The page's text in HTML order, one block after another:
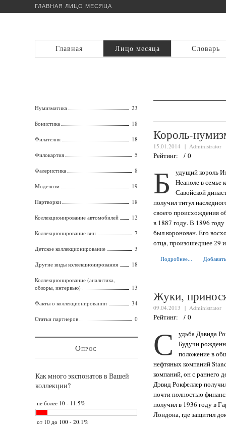
ГЛАВНАЯ ЛИЦО МЕСЯЦА
Главная Лицо месяца Словарь
Король-
15.01.2014 | Administrator
Рейтинг: / 0
Б
удущий король
Неаполе в семье
Савойской
получил титул
своего происхождения
в 1887 году. В 1896
был коронован. Его
отца, произошедшее 29
Подробнее...
Жуки,
09.04.2013 | Administrator
Рейтинг: / 0
С
удьба Дэвида
Будучи
положение в
нефтяных компаний
компаний, он с раннего
Дэвид Рокфеллер
почти полностью
получил в 1936 году в
Лондона, где защитил
Нумизматика 23
Бонистика 18
Филателия 18
Филокартия 5
Фалеристика 8
Моделизм 19
Партворки 18
Коллекционирование автомобилей 12
Коллекционирование вин 7
Детское коллекционирование 3
Другие виды коллекционирования 18
Коллекционирование (аналитика,
обзоры, интервью)
13
Факты о коллекционировании 34
Статьи партнеров 0
Опрос
Как много экспонатов в Вашей
коллекции?
не более 10 - 11.5%
от 10 до 100 - 20.1%